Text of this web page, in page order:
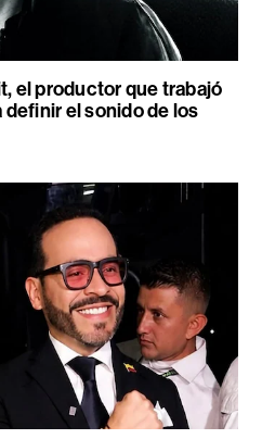
el productor que trabajó
definir el sonido de los